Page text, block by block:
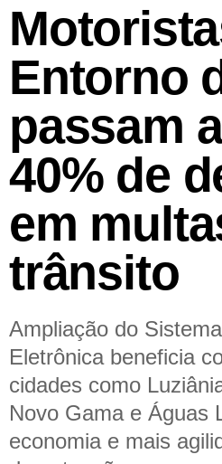
Entorno
passam
40% de
em
trânsito
Ampliação do
Eletrônica beneficia
cidades como
Novo Gama e Águas
economia e mais